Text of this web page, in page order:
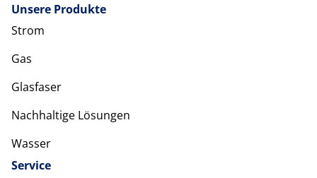
Unsere Produkte
Strom
Gas
Glasfaser
Nachhaltige Lösungen
Wasser
Service